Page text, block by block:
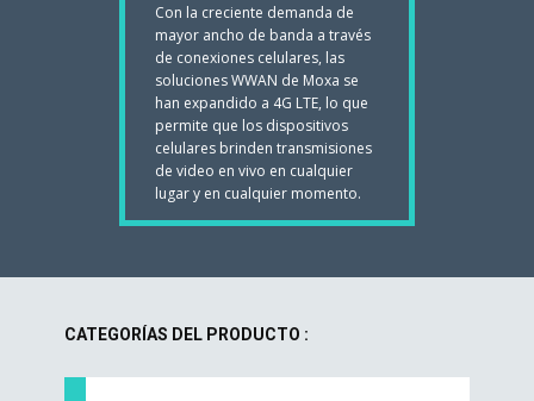
Con la creciente demanda de
mayor ancho de banda a través
de conexiones celulares, las
soluciones WWAN de Moxa se
han expandido a 4G LTE, lo que
permite que los dispositivos
celulares brinden transmisiones
de video en vivo en cualquier
lugar y en cualquier momento.
CATEGORÍAS DEL PRODUCTO :